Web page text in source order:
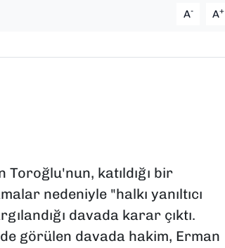
A- A+
katıldığı bir
nedeniyle "halkı yanıltıcı
davada karar çıktı.
görülen davada hakim, Erman